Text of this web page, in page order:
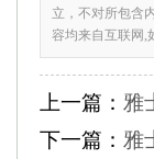
立，不对所包含
容均来自互联网,
上一篇： 雅
下一篇： 雅